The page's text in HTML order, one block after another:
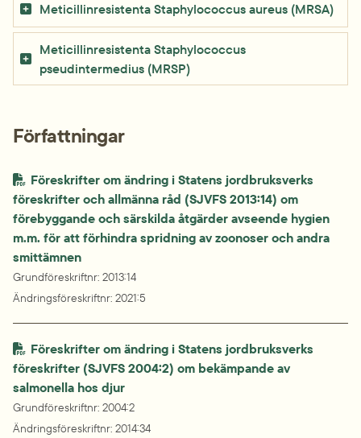
Meticillinresistenta Staphylococcus aureus (MRSA)
Meticillinresistenta Staphylococcus
pseudintermedius (MRSP)
Författningar
Föreskrifter om ändring i Statens jordbruksverks
föreskrifter och allmänna råd (SJVFS 2013:14) om
förebyggande och särskilda åtgärder avseende hygien
m.m. för att förhindra spridning av zoonoser och andra
Grundföreskriftnr: 2013:14
Ändringsföreskriftnr: 2021:5
Föreskrifter om ändring i Statens jordbruksverks
föreskrifter (SJVFS 2004:2) om bekämpande av
salmonella hos djur
Grundföreskriftnr: 2004:2
Ändringsföreskriftnr: 2014:34